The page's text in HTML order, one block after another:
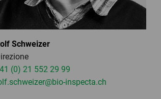
Schweizer
(0) 21 552 29 99
@bio-inspecta.ch